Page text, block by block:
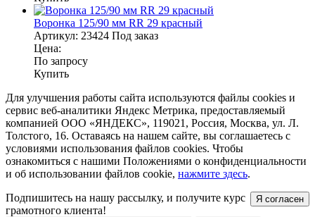
Воронка 125/90 мм RR 29 красный
Артикул: 23424 Под заказ
Цена:
По запросу
Купить
Для улучшения работы сайта используются файлы cookies и
сервис веб-аналитики Яндекс Метрика, предоставляемый
компанией ООО «ЯНДЕКС», 119021, Россия, Москва, ул. Л.
Толстого, 16. Оставаясь на нашем сайте, вы соглашаетесь с
условиями использования файлов cookies. Чтобы
ознакомиться с нашими Положениями о конфиденциальности
и об использовании файлов cookie, нажмите здесь.
Я согласен
Подпишитесь на нашу рассылку, и получите курс
грамотного клиента!